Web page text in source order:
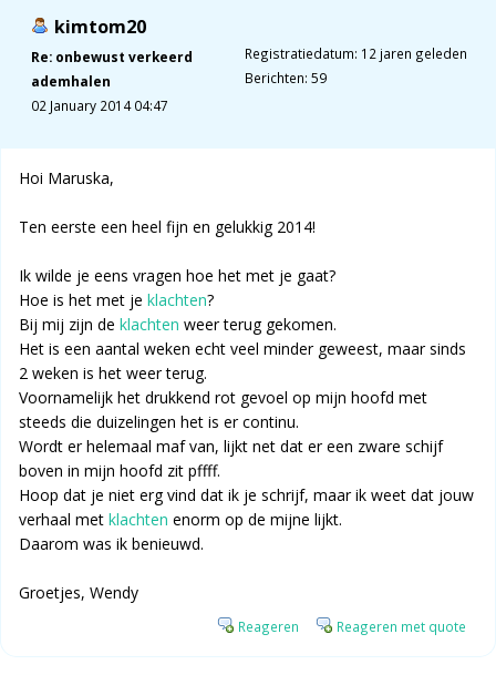
kimtom20
Re: onbewust verkeerd
ademhalen
02 January 2014 04:47
Registratiedatum: 12 jaren geleden
Berichten: 59
Hoi Maruska,
Ten eerste een heel fijn en gelukkig 2014!
Ik wilde je eens vragen hoe het met je gaat?
Hoe is het met je klachten?
Bij mij zijn de klachten weer terug gekomen.
Het is een aantal weken echt veel minder geweest, maar sinds
2 weken is het weer terug.
Voornamelijk het drukkend rot gevoel op mijn hoofd met
steeds die duizelingen het is er continu.
Wordt er helemaal maf van, lijkt net dat er een zware schijf
boven in mijn hoofd zit pffff.
Hoop dat je niet erg vind dat ik je schrijf, maar ik weet dat jouw
verhaal met klachten enorm op de mijne lijkt.
Daarom was ik benieuwd.
Groetjes, Wendy
Reageren Reageren met quote